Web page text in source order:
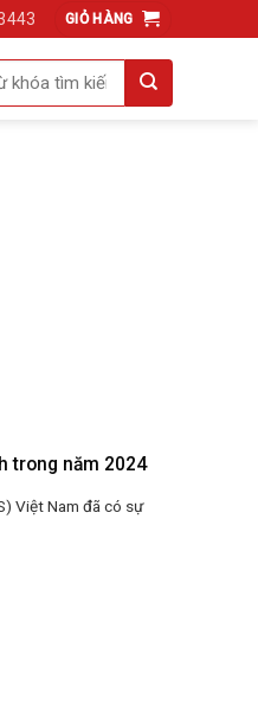
GIỎ HÀNG
trong năm 2024
Việt Nam đã có sự